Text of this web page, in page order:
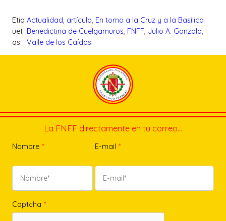
Etiq
uet
as:
Actualidad, artículo, En torno a la Cruz y a la Basílica
Benedictina de Cuelgamuros, FNFF, Julio A. Gonzalo
Valle de los Caídos
La FNFF directamente en tu correo…
Nombre * E-mail *
Captcha *